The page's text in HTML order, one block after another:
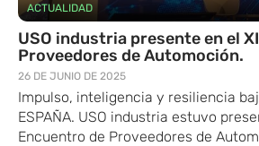
ACTUALIDAD
USO industria presente en el
Proveedores de Automoción.
26 DE JUNIO DE 2025
Impulso, inteligencia y resiliencia
ESPAÑA. USO industria estuvo
Encuentro de Proveedores de